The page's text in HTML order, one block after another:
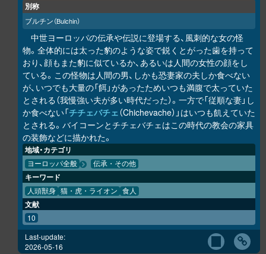
別称
ブルチン（Bulchin）
中世ヨーロッパの伝承や伝説に登場する、風刺的な女の怪
物。全体的には太った豹のような姿で鋭くとがった歯を持って
おり、顔もまた豹に似ているか、あるいは人間の女性の顔をし
ている。この怪物は人間の男、しかも恐妻家の夫しか食べない
が、いつでも大量の「餌」があったためいつも満腹で太っていた
とされる（我慢強い夫が多い時代だった）。一方で「従順な妻」し
か食べない「チチェバチェ（Chichevache）」はいつも飢えていた
とされる。バイコーンとチチェバチェはこの時代の教会の家具
の装飾などに描かれた。
地域・カテゴリ
ヨーロッパ全般 伝承・その他
キーワード
人頭獣身 猫・虎・ライオン 食人
文献
10
Last-update:
2026-05-16